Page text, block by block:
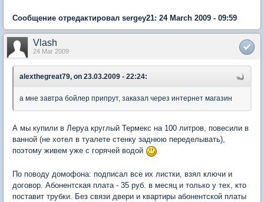
Сообщение отредактировал sergey21: 24 March 2009 - 09:59
Vlash
24 Mar 2009
alexthegreat79, on 23.03.2009 - 22:24:
а мне завтра бойлер припрут, заказал через интернет магазин
А мы купили в Леруа круглый Термекс на 100 литров, повесили в
ванной (не хотел в туалете стенку заднюю переделывать),
поэтому живем уже с горячей водой
По поводу домофона: подписал все их листки, взял ключи и
договор. Абонентская плата - 35 руб. в месяц и только у тех, кто
поставит трубки. Без связи двери и квартиры абонентской платы